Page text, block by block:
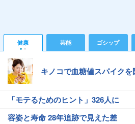
健康 芸能 ゴシップ
キノコで血糖値スパイクを
「モテるためのヒント」326人に
容姿と寿命 28年追跡で見えた差